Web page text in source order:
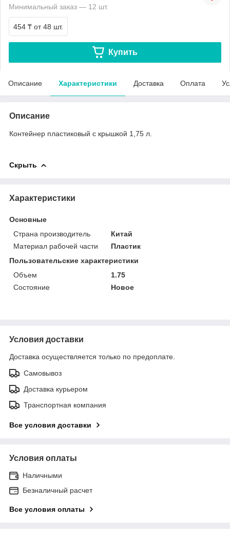
Минимальный заказ — 12 шт.
454 ₸ от 48 шт.
Купить
Описание Характеристики Доставка Оплата
Описание
Контейнер пластиковый с крышкой 1,75 л.
Скрыть
Характеристики
Основные
Страна производитель
Китай
Материал рабочей части
Пластик
Пользовательские характеристики
Объем
1.75
Состояние
Новое
Условия доставки
Доставка осуществляется только по предоплате.
Самовывоз
Доставка курьером
Транспортная компания
Все условия доставки
Условия оплаты
Наличными
Безналичный расчет
Все условия оплаты